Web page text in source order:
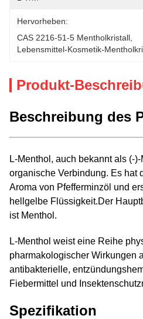
Hervorheben:
CAS 2216-51-5 Mentholkristall
Lebensmittel-Kosmetik-
Produkt-
Beschreibung des
L-Menthol, auch bekannt als (-
organische Verbindung. Es hat
Aroma von Pfefferminzöl und
hellgelbe Flüssigkeit.Der
ist Menthol.
L-Menthol weist eine Reihe
pharmakologischer Wirkungen
antibakterielle,
Fiebermittel und
Spezifikation